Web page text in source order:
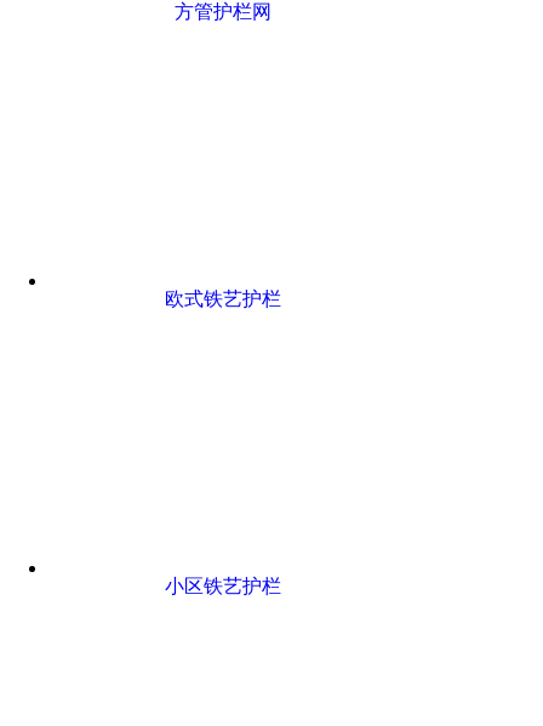
方管护栏网
欧式铁艺护栏
小区铁艺护栏